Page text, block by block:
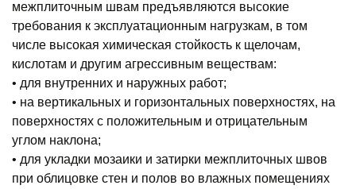
межплиточным швам предъявляются высокие
требования к эксплуатационным нагрузкам, в том
числе высокая химическая стойкость к щелочам,
кислотам и другим агрессивным веществам:
• для внутренних и наружных работ;
• на вертикальных и горизонтальных поверхностях, на
поверхностях с положительным и отрицательным
углом наклона;
• для укладки мозаики и затирки межплиточных швов
при облицовке стен и полов во влажных помещениях